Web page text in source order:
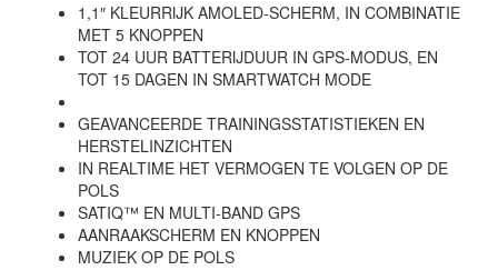
1,1″ KLEURRIJK AMOLED-SCHERM, IN COMBINATIE
MET 5 KNOPPEN
TOT 24 UUR BATTERIJDUUR IN GPS-MODUS, EN
TOT 15 DAGEN IN SMARTWATCH MODE
GEAVANCEERDE TRAININGSSTATISTIEKEN EN
HERSTELINZICHTEN
IN REALTIME HET VERMOGEN TE VOLGEN OP DE
POLS
SATIQ™ EN MULTI-BAND GPS
AANRAAKSCHERM EN KNOPPEN
MUZIEK OP DE POLS